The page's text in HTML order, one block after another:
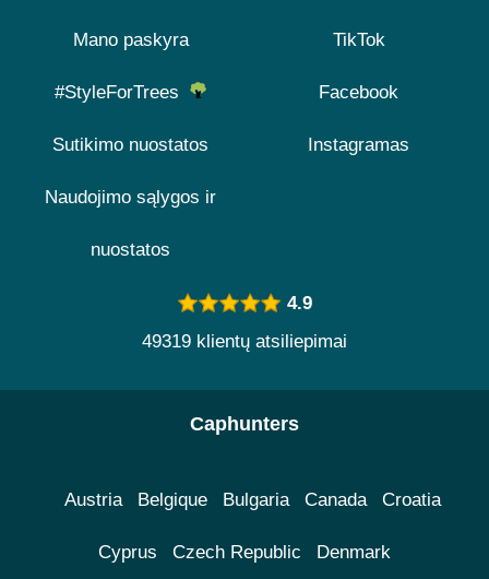
Mano paskyra
#StyleForTrees
Sutikimo nuostatos
Naudojimo sąlygos ir
nuostatos
TikTok
Facebook
Instagramas
4.9
49319 klientų atsiliepimai
Caphunters
Austria Belgique Bulgaria Canada Croatia
Cyprus Czech Republic Denmark